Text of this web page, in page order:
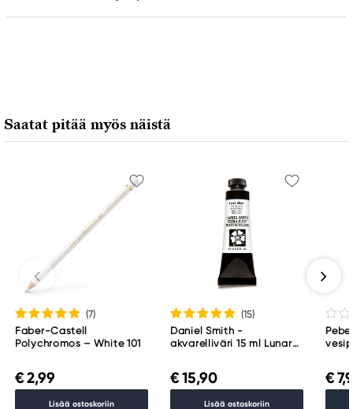
www.panduro.com
+46 (04) 22 30 70
Saatat pitää myös näistä
(7)
Faber-Castell
Polychromos – White 101
€ 2,99
Lisää ostoskoriin
(15)
Daniel Smith -
akvarelliväri 15 ml Lunar
€ 15,90
Lisää ostoskoriin
€